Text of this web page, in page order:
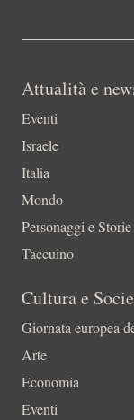
Attualità e
Eventi
Israele
Italia
Mondo
Personaggi e Storie
Taccuino
Cultura e
Giornata europea
Arte
Economia
Eventi